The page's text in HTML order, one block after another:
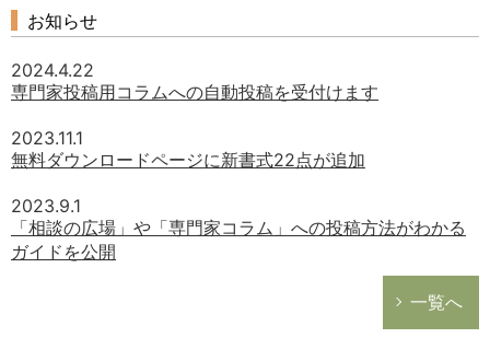
お知らせ
2024.4.22
専門家投稿用コラムへの自動投稿を受付けます
2023.11.1
無料ダウンロードページに新書式22点が追加
2023.9.1
「相談の広場」や「専門家コラム」への投稿方法がわかる
ガイドを公開
一覧へ